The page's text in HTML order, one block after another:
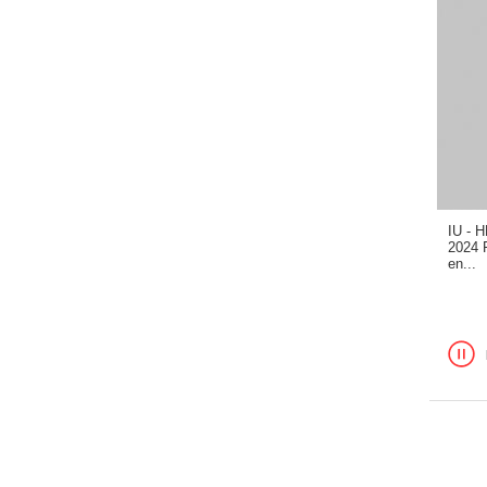
IU -
2024
en...